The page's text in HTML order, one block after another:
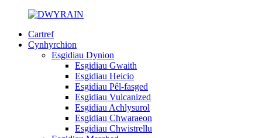
Cartref
Cynhyrchion
Esgidiau Dynion
Esgidiau Gwaith
Esgidiau Heicio
Esgidiau Pêl-fasged
Esgidiau Vulcanized
Esgidiau Achlysurol
Esgidiau Chwaraeon
Esgidiau Chwistrellu